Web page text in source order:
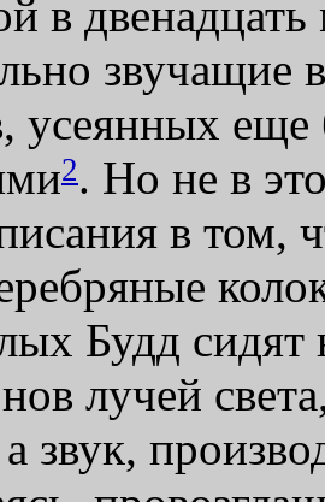
в
звучащие
усеянных
2. Но не в
в том,
Будд
лучей
а звук,